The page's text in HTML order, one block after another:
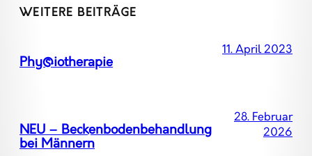
WEITERE BEITRÄGE
Phyśiotherapie
11. April 2023
NEU – Beckenbodenbehandlung
bei Männern
28. Februar
2026